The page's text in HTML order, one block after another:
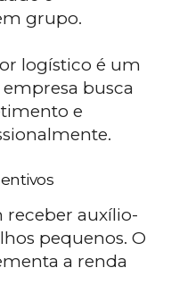
grupo.
logístico é um
busca
e
receber auxílio-
pequenos. O
a renda